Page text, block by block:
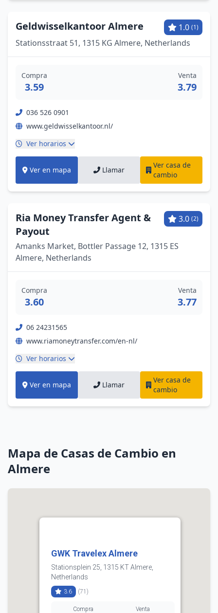
Geldwisselkantoor Almere 1.0 (1)
Stationsstraat 51, 1315 KG Almere, Netherlands
Compra
3.59
Venta
3.79
036 526 0901
www.geldwisselkantoor.nl/
Ver horarios
Ver en mapa Llamar
Ver casa de
cambio
Ria Money Transfer Agent &
Payout
3.0 (2)
Amanks Market, Bottler Passage 12, 1315 ES
Almere, Netherlands
Compra
3.60
Venta
3.77
06 24231565
www.riamoneytransfer.com/en-nl/
Ver horarios
Ver en mapa Llamar
Ver casa de
cambio
Mapa de Casas de Cambio en
Almere
GWK Travelex Almere
Stationsplein 25, 1315 KT Almere,
Netherlands
3.6 (71)
Compra Venta